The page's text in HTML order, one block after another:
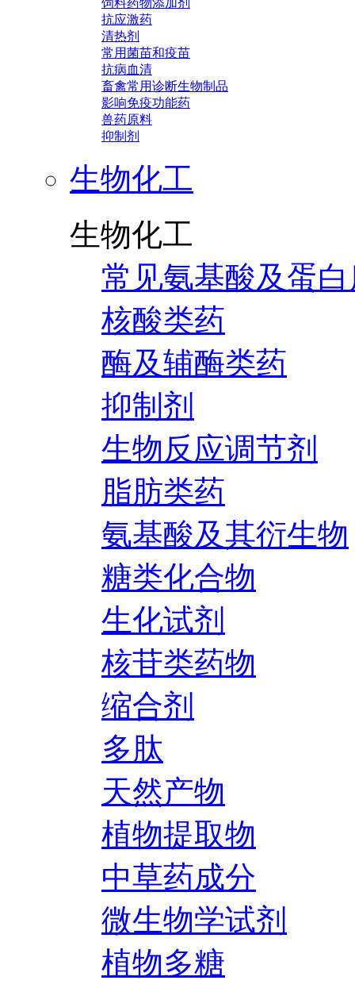
饲料药物添加剂
抗应激药
清热剂
常用菌苗和疫苗
抗病血清
畜禽常用诊断生物制品
影响免疫功能药
兽药原料
抑制剂
生物化工
生物化工
常见氨基酸及蛋
核酸类药
酶及辅酶类药
抑制剂
生物反应调节剂
脂肪类药
氨基酸及其衍生物
糖类化合物
生化试剂
核苷类药物
缩合剂
多肽
天然产物
植物提取物
中草药成分
微生物学试剂
植物多糖